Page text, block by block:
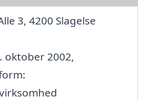
3, 4200 Slagelse
oktober 2002,